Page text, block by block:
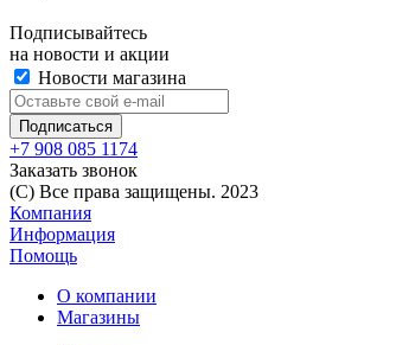
Подписывайтесь
на новости и акции
Новости магазина
+7 908 085 1174
Заказать звонок
(C) Все права защищены. 2023
Компания
Информация
Помощь
О компании
Магазины